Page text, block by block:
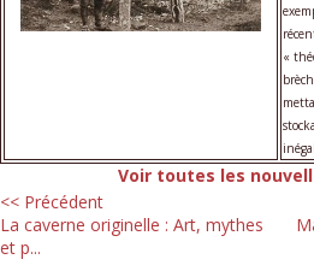
«
Voir toutes les
<< Précédent
La caverne originelle : Art, mythes
et p...